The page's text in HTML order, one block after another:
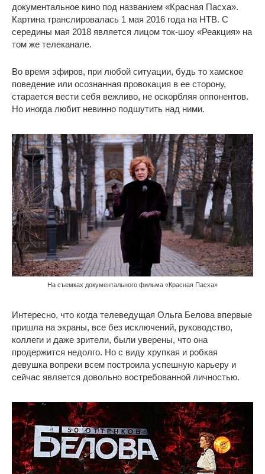
документальное кино под названием «Красная Пасха».
Картина транслировалась 1 мая 2016 года на НТВ. С
середины мая 2018 является лицом ток-шоу «Реакция» на
том же телеканале.
Во время эфиров, при любой ситуации, будь то хамское
поведение или осознанная провокация в ее сторону,
старается вести себя вежливо, не оскорбляя оппонентов.
Но иногда любит невинно подшутить над ними.
На съемках документального фильма «Красная Пасха»
Интересно, что когда телеведущая Ольга Белова впервые
пришла на экраны, все без исключений, руководство,
коллеги и даже зрители, были уверены, что она
продержится недолго. Но с виду хрупкая и робкая
девушка вопреки всем построила успешную карьеру и
сейчас является довольно востребованной личностью.